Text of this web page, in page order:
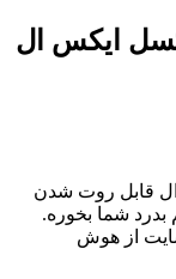
ایکس ال
ال قابل روت شدن
شما بخوره.
از هوش